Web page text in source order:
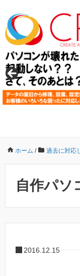
ホーム / 過去に対応
自作パソ
2016.12.15